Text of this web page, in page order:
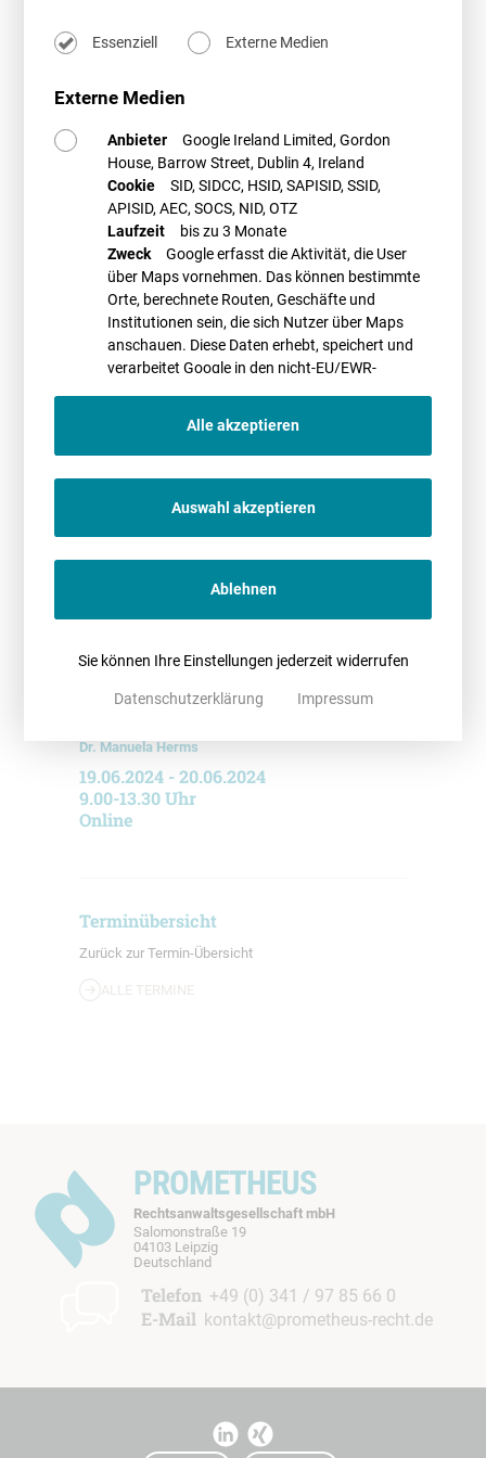
Zivilrecht und Flächenakquise
Förderung und Vermarktung im Detail
realisiert (jeweils 9.00 Uhr bis 13.30 Uhr). Weitere Details zur
Veranstaltung und einen Anmeldelink finden Siehierauf den Seite von
BHKW-Consult.
Weitere Termine: 18./19.09.2024
PROMETHEUS Referent*innen
Peter Rauschenbach
Dr. Manuela Herms
19.06.2024 - 20.06.2024
9.00-13.30 Uhr
Online
Terminübersicht
Zurück zur Termin-Übersicht
ALLE TERMINE
PROMETHEUS
Rechtsanwaltsgesellschaft mbH
Salomonstraße 19
04103 Leipzig
Deutschland
b
Telefon +49 (0) 341 / 97 85 66 0
E-Mail kontakt@prometheus-recht.de
Essenziell Externe Medien
Externe Medien
Anbieter
Google Ireland Limited, Gordon
House, Barrow Street, Dublin 4, Ireland
Cookie
SID, SIDCC, HSID, SAPISID, SSID,
APISID, AEC, SOCS, NID, OTZ
Laufzeit
bis zu 3 Monate
Zweck
Google erfasst die Aktivität, die User
über Maps vornehmen. Das können bestimmte
Orte, berechnete Routen, Geschäfte und
Institutionen sein, die sich Nutzer über Maps
anschauen. Diese Daten erhebt, speichert und
verarbeitet Google in den nicht-EU/EWR-
Alle akzeptieren
Auswahl akzeptieren
Ablehnen
Sie können Ihre Einstellungen jederzeit widerrufen
Datenschutzerklärung Impressum